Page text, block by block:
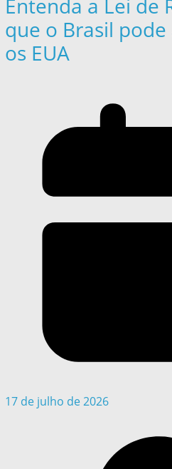
Entenda a Lei de
que o Brasil
os EUA
17 de julho de 2026